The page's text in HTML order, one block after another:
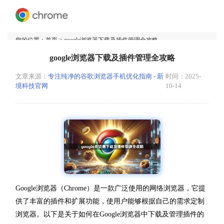
您的位置： 首页 > google浏览器下载及插件管理全攻略
google浏览器下载及插件管理全攻略
文章来源： 专注纯净的谷歌浏览器手机优化指南 - 新
境科技官网
时间：2025-
10-14
Google浏览器（Chrome）是一款广泛使用的网络浏览器，它提
供了丰富的插件和扩展功能，使用户能够根据自己的需求定制
浏览器。以下是关于如何在Google浏览器中下载及管理插件的